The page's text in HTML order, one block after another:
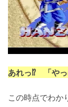
あれっ⁉ 「やっ
この時点でわか